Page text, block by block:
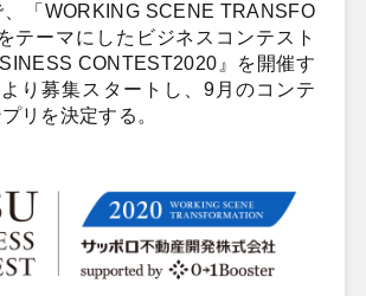
「WORKING SCENE TRANSFO
テーマにしたビジネスコンテスト
CONTEST2020』を開催す
り募集スタートし、9月のコンテ
リを決定する。